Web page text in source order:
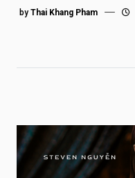
by Thai Khang Pham